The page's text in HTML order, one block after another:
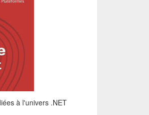
à l'univers .NET